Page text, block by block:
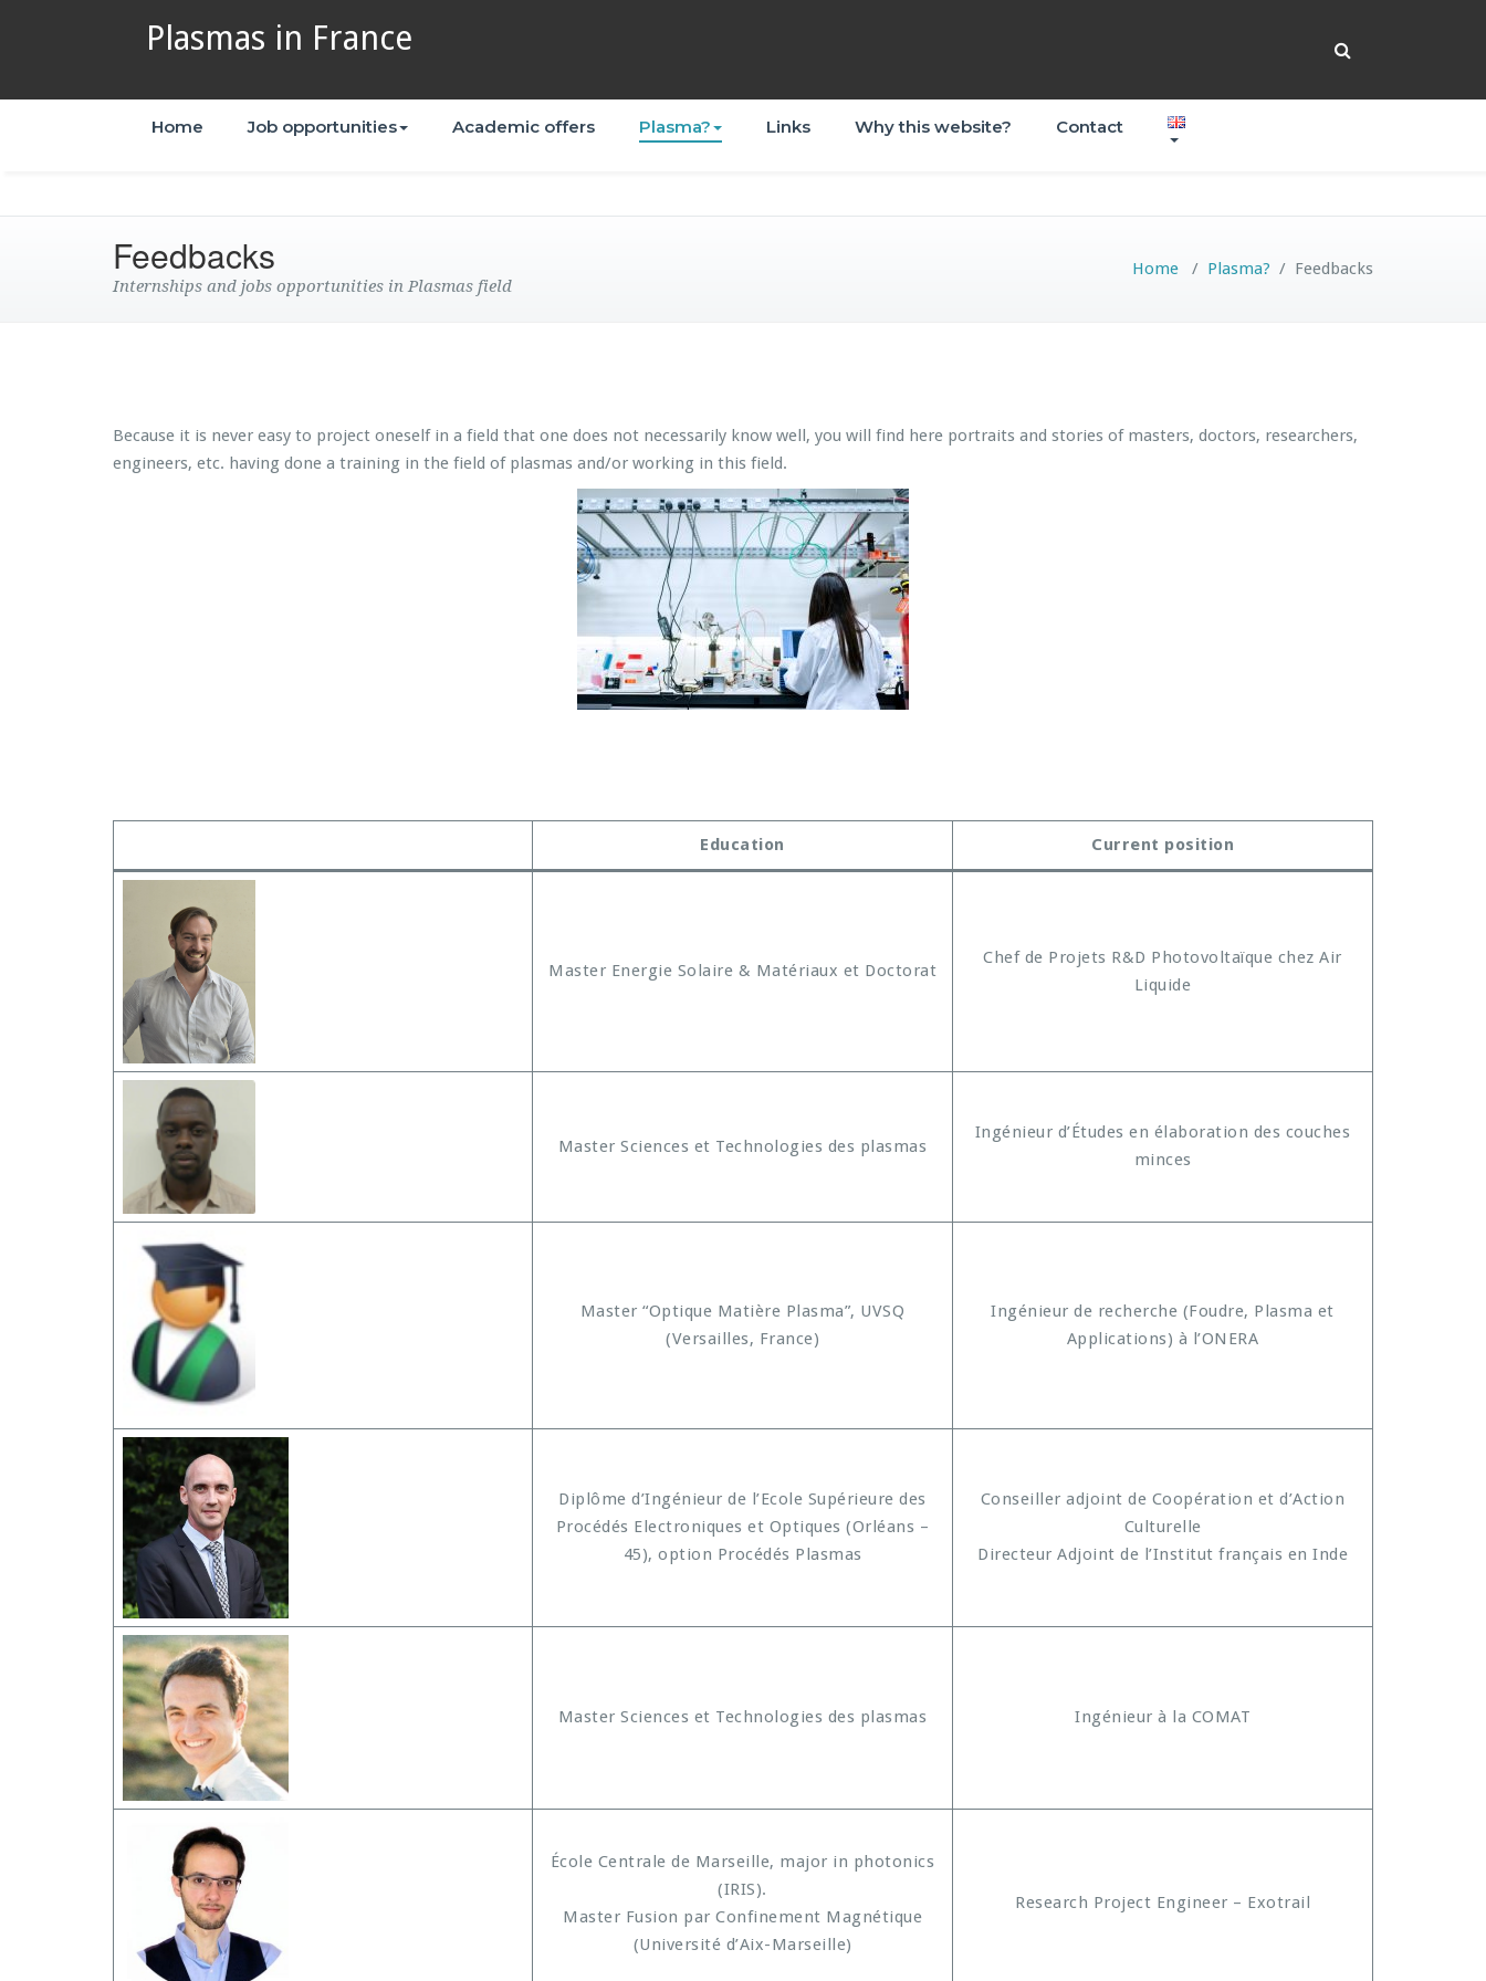
Plasmas in France
Home Job opportunities Academic offers Plasma? Links Why this website? Contact
Feedbacks
Internships and jobs opportunities in Plasmas field
Home / Plasma? / Feedbacks
Because it is never easy to project oneself in a field that one does not necessarily know well, you will find here portraits and stories of masters, doctors, researchers,
engineers, etc. having done a training in the field of plasmas and/or working in this field.
Education Current position
Master Energie Solaire & Matériaux et Doctorat
Chef de Projets R&D Photovoltaïque chez Air
Liquide
Master Sciences et Technologies des plasmas
Ingénieur d’Études en élaboration des couches
minces
Master “Optique Matière Plasma”, UVSQ
(Versailles, France)
Ingénieur de recherche (Foudre, Plasma et
Applications) à l’ONERA
Diplôme d’Ingénieur de l’Ecole Supérieure des
Procédés Electroniques et Optiques (Orléans –
45), option Procédés Plasmas
Conseiller adjoint de Coopération et d’Action
Culturelle
Directeur Adjoint de l’Institut français en Inde
Master Sciences et Technologies des plasmas Ingénieur à la COMAT
École Centrale de Marseille, major in photonics
(IRIS).
Master Fusion par Confinement Magnétique
(Université d’Aix-Marseille)
Research Project Engineer – Exotrail